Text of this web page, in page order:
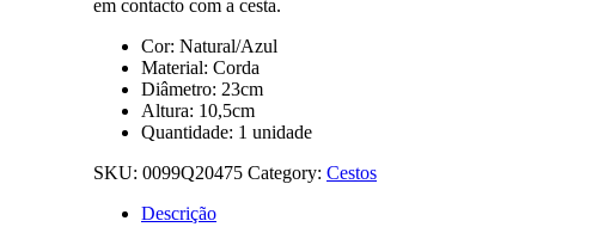
em contacto com a cesta.
Cor: Natural/Azul
Material: Corda
Diâmetro: 23cm
Altura: 10,5cm
Quantidade: 1 unidade
SKU: 0099Q20475 Category: Cestos
Descrição